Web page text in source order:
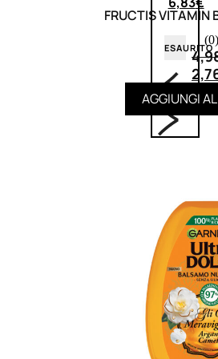
ESAURITO
ACCESSORI
Pennelli
Pennelli
Pennelli
Accessori
Accessori
Ciglia Finte
Pinzette
FRUCTIS VITAMIN
(0)
AGGIUNGI